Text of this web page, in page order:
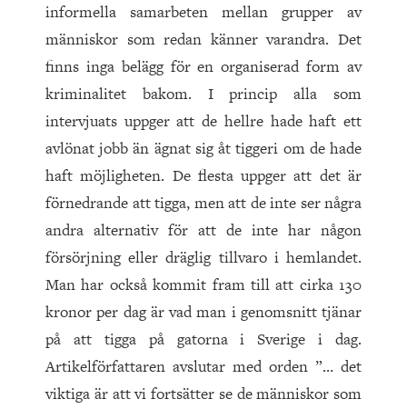
informella samarbeten mellan grupper av
människor som redan känner varandra. Det
finns inga belägg för en organiserad form av
kriminalitet bakom. I princip alla som
intervjuats uppger att de hellre hade haft ett
avlönat jobb än ägnat sig åt tiggeri om de hade
haft möjligheten. De flesta uppger att det är
förnedrande att tigga, men att de inte ser några
andra alternativ för att de inte har någon
försörjning eller dräglig tillvaro i hemlandet.
Man har också kommit fram till att cirka 130
kronor per dag är vad man i genomsnitt tjänar
på att tigga på gatorna i Sverige i dag.
Artikelförfattaren avslutar med orden ”… det
viktiga är att vi fortsätter se de människor som